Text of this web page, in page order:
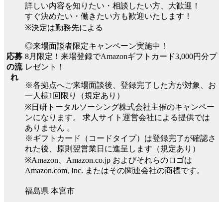
応募
の流
れ
詳しい内容を知りたい・相談したい方、大歓迎！
すぐ決めたい・働きたい方も歓迎いたします！
※決定は勤務先による
◎来場面談者限定キャンペーン実施中！
8月限定！来場登録でAmazonギフトカード3,000円分プ
レゼント！
※各拠点へご来場面談後、登録完了した方が対象、お
一人様1回限り（規定あり）
※日研トータルソーシング株式会社主催のキャンペー
ンになります。 求人サイト運営会社による提供では
ありません 。
※ギフトカード（コードタイプ）は登録完了が確認さ
れた後、原則翌営業日に進呈します（規定あり）
※Amazon、Amazon.co.jp およびそれらのロゴは
Amazon.com, Inc. またはその関連会社の商標です。
福島県 本宮市